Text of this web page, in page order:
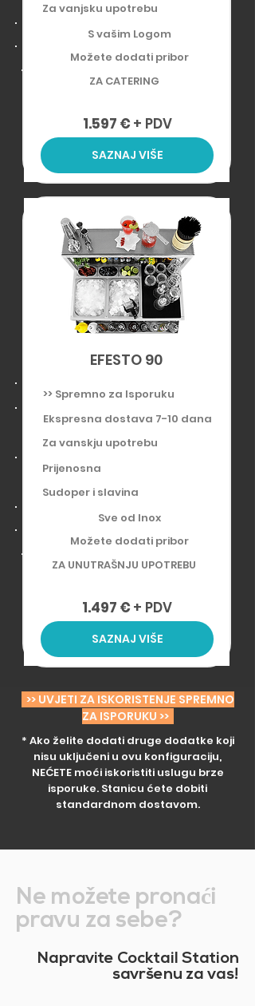
Za vanjsku upotrebu
S vašim Logom
Možete dodati pribor​
ZA CATERING
1.597 €+ PDV
SAZNAJ VIŠE
ZA UNUTRAŠNJU UPOTREBU
EFESTO 90
Ekspresna dostava 7-10 dana
>> Spremno za Isporuku
Za vanskju upotrebu
Prijenosna
Sudoper i slavina
Sve od Inox
Možete dodati pribor​
ZA UNUTRAŠNJU UPOTREBU
1.497 €+ PDV
SAZNAJ VIŠE
>> UVJETI ZA ISKORISTENJE SPREMNO
ZA ISPORUKU >>​
* Ako želite dodati druge dodatke koji
nisu uključeni u ovu konfiguraciju,
NEĆETE moći iskoristiti uslugu brze
isporuke. Stanicu ćete dobiti
standardnom dostavom.​
Ne možete pronaći
pravu za sebe?​
Napravite Cocktail Station
savršenu za vas!​